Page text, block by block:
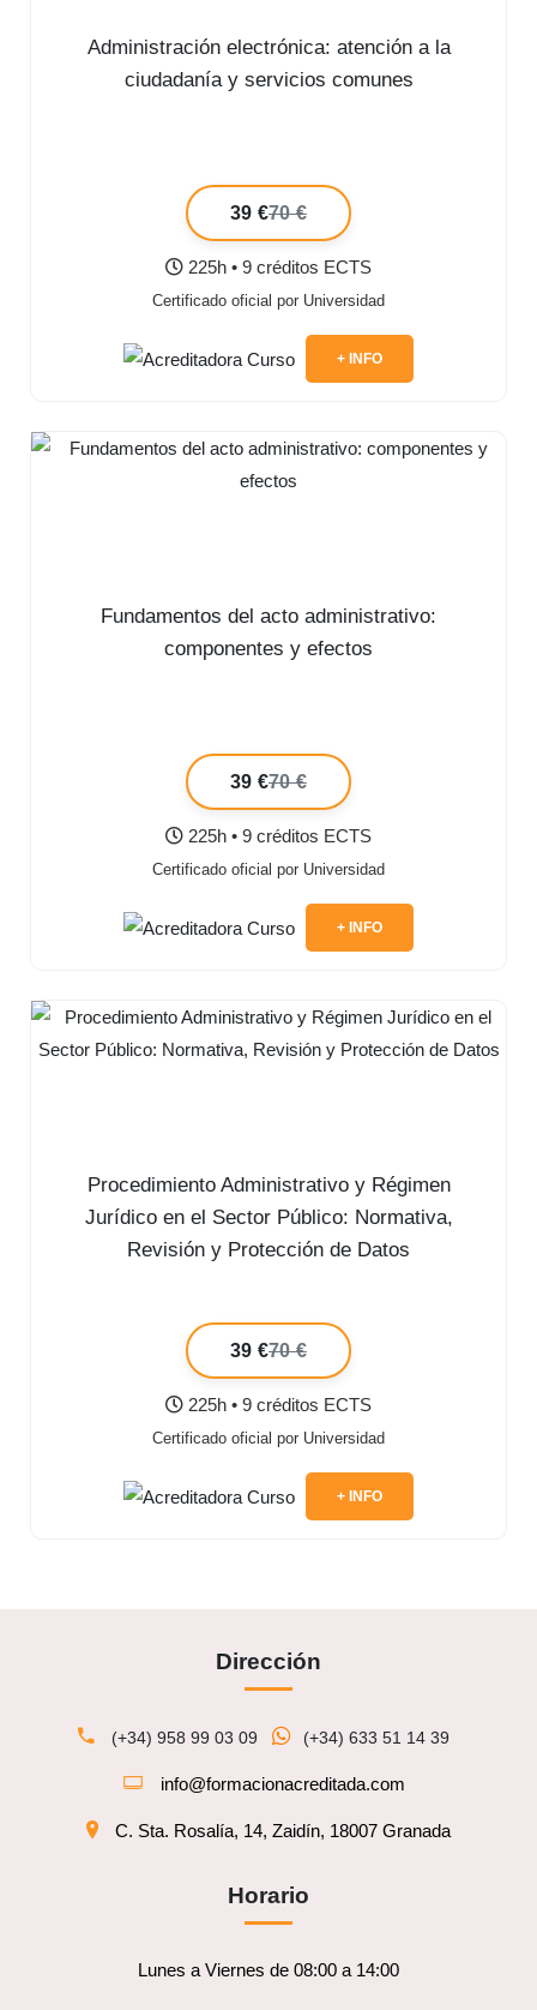
Administración electrónica: atención a la
ciudadanía y servicios comunes
39 €70 €
225h • 9 créditos ECTS
Certificado oficial por Universidad
+ INFO
Fundamentos del acto administrativo:
componentes y efectos
39 €70 €
225h • 9 créditos ECTS
Certificado oficial por Universidad
+ INFO
Procedimiento Administrativo y Régimen
Jurídico en el Sector Público: Normativa,
Revisión y Protección de Datos
39 €70 €
225h • 9 créditos ECTS
Certificado oficial por Universidad
+ INFO
Dirección
(+34) 958 99 03 09 (+34) 633 51 14 39
info@formacionacreditada.com
C. Sta. Rosalía, 14, Zaidín, 18007 Granada
Horario
Lunes a Viernes de 08:00 a 14:00